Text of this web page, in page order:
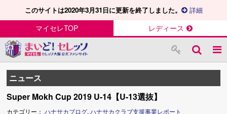
このサイトは2020年3月31日に更新を終了しました。 詳細
マイセレTOP レディース
ニュース
Super Mokh Cup 2019 U-14【U-13選抜】
カテゴリー：ハナサカブログ, ハナサカクラブ支援事業レポート